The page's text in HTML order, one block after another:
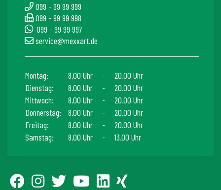
099 - 99 99 999
099 - 99 99 998
099 - 99 99 997
service@mexxart.de
Montag: 8.00 Uhr -
20.00 Uhr
Dienstag:
8.00 Uhr -
20.00 Uhr
Mittwoch:
8.00 Uhr -
20.00 Uhr
Donnerstag: 8.00 Uhr -
20.00 Uhr
Freitag:
8.00 Uhr -
20.00 Uhr
Samstag:
8.00 Uhr - 13.00 Uhr